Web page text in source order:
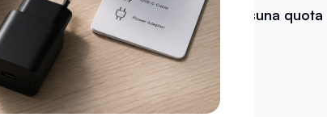
Nessuna quota